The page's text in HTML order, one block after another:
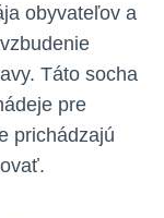
obyvateľov a
Táto socha
pre
prichádzajú